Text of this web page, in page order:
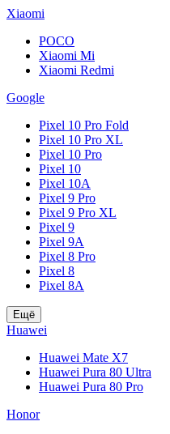
Xiaomi
POCO
Xiaomi Mi
Xiaomi Redmi
Google
Pixel 10 Pro Fold
Pixel 10 Pro XL
Pixel 10 Pro
Pixel 10
Pixel 10A
Pixel 9 Pro
Pixel 9 Pro XL
Pixel 9
Pixel 9A
Pixel 8 Pro
Pixel 8
Pixel 8A
Ещё
Huawei
Huawei Mate X7
Huawei Pura 80 Ultra
Huawei Pura 80 Pro
Honor